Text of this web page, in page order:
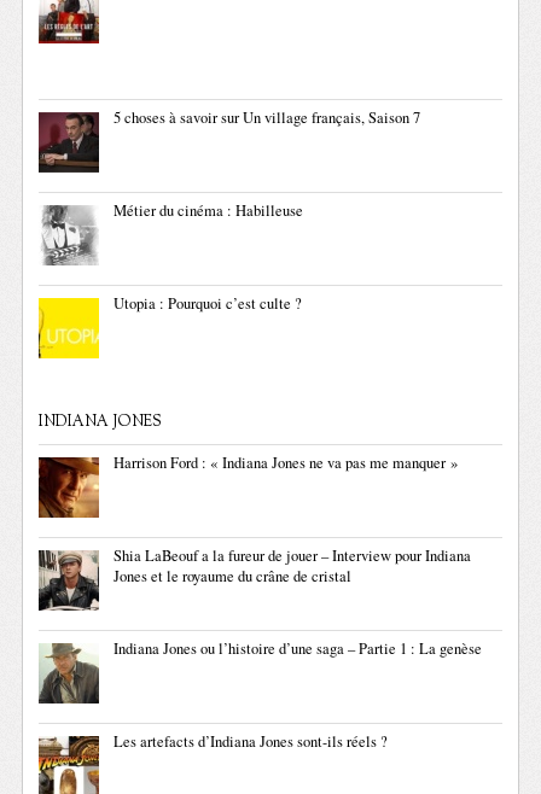
5 choses à savoir sur Un village français, Saison 7
Métier du cinéma : Habilleuse
Utopia : Pourquoi c’est culte ?
INDIANA JONES
Harrison Ford : « Indiana Jones ne va pas me manquer »
Shia LaBeouf a la fureur de jouer – Interview pour Indiana
Jones et le royaume du crâne de cristal
Indiana Jones ou l’histoire d’une saga – Partie 1 : La genèse
Les artefacts d’Indiana Jones sont-ils réels ?